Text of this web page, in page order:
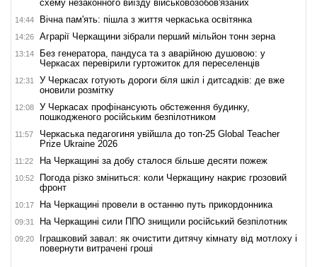
схему незаконного виїзду військовозобов'язаних
14:44 Вічна пам'ять: пішла з життя черкаська освітянка
14:26 Аграрії Черкащини зібрали перший мільйон тонн зерна
13:14
Без генератора, пандуса та з аварійною душовою: у
Черкасах перевірили гуртожиток для переселенців
12:31
У Черкасах готують дороги біля шкіл і дитсадків: де вже
оновили розмітку
12:08
У Черкасах профінансують обстеження будинку,
пошкодженого російським безпілотником
11:57
Черкаська педагогиня увійшла до топ-25 Global Teacher
Prize Ukraine 2026
11:22 На Черкащині за добу сталося більше десяти пожеж
10:52
Погода різко зміниться: коли Черкащину накриє грозовий
фронт
10:17 На Черкащині провели в останню путь прикордонника
09:31 На Черкащині сили ППО знищили російський безпілотник
09:20
Іграшковий завал: як очистити дитячу кімнату від мотлоху і
повернути витрачені гроші